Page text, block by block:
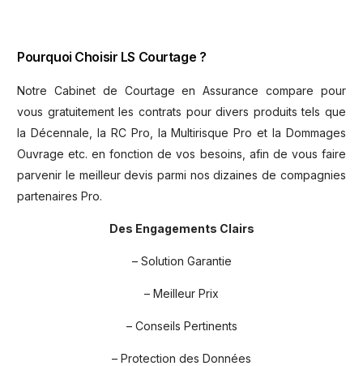
Pourquoi Choisir LS Courtage ?
Notre Cabinet de Courtage en Assurance compare pour
vous gratuitement les contrats pour divers produits tels que
la Décennale, la RC Pro, la Multirisque Pro et la Dommages
Ouvrage etc. en fonction de vos besoins, afin de vous faire
parvenir le meilleur devis parmi nos dizaines de compagnies
partenaires Pro.
Des Engagements Clairs
– Solution Garantie
– Meilleur Prix
– Conseils Pertinents
– Protection des Données